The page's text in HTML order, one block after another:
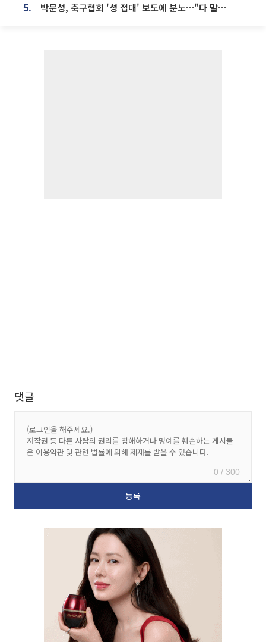
5. 박문성, 축구협회 '성 접대' 보도에 분노…"다 말아먹으려고 작정했나"
댓글
0 / 300